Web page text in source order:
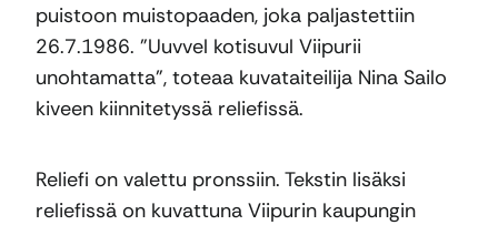
puistoon muistopaaden, joka paljastettiin
26.7.1986. ”Uuvvel kotisuvul Viipurii
unohtamatta”, toteaa kuvataiteilija Nina Sailo
kiveen kiinnitetyssä reliefissä.
Reliefi on valettu pronssiin. Tekstin lisäksi
reliefissä on kuvattuna Viipurin kaupungin